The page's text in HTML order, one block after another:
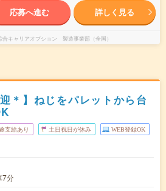
応募へ進む 詳しく見る
合キャリアオプション 製造事業部（全国）
＊】ねじをパレットから台
支給あり 土日祝日が休み WEB登録OK
7分